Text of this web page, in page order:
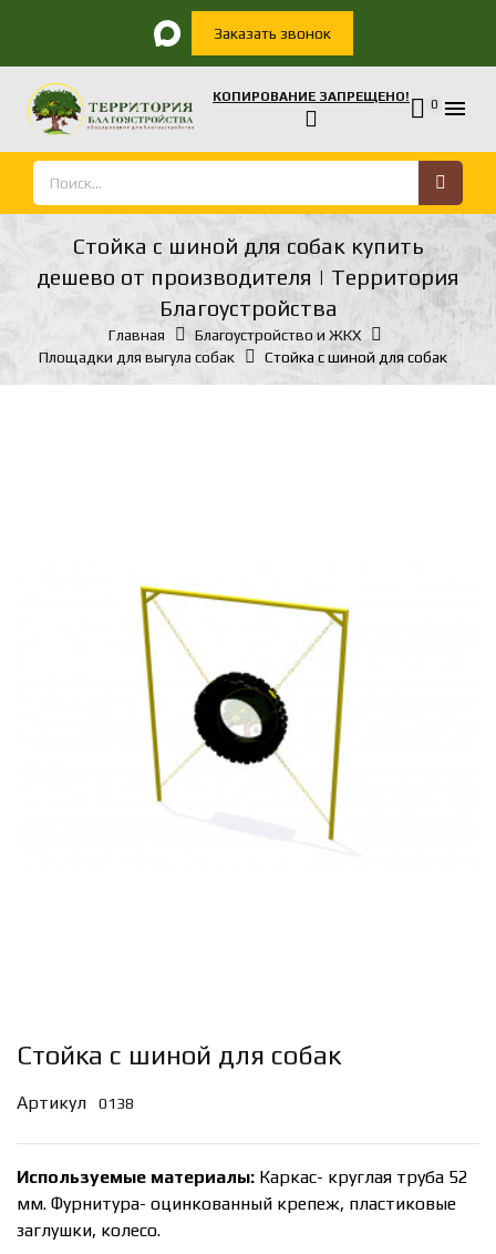
Заказать звонок
КОПИРОВАНИЕ ЗАПРЕЩЕНО! 0 
Стойка с шиной для собак купить
дешево от производителя | Территория
Благоустройства
Главная
Благоустройство и ЖКХ
Площадки для выгула собак
Стойка с шиной для собак
Стойка с шиной для собак
Артикул 0138
Используемые материалы: Каркас- круглая труба 52
мм. Фурнитура- оцинкованный крепеж, пластиковые
заглушки, колесо.